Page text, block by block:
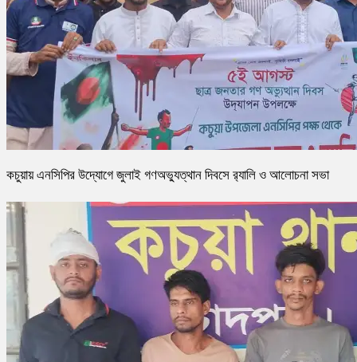
কচুয়ায় এনসিপির উদ্যোগে জুলাই গণঅভ্যুত্থান দিবসে র‌্যালি ও আলোচনা সভা